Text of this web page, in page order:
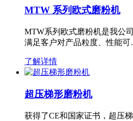
MTW 系列欧式磨粉机
MTW系列欧式磨粉机是我公
满足客户对产品粒度、性能
了解详情
超压梯形磨粉机
获得了CE和国家证书，超压